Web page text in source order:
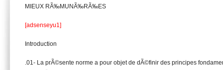
MIEUX RÃ‰MUNÃ‰RÃ‰ES
[adsenseyu1]
Introduction
.01- La prÃ©sente norme a pour objet de dÃ©finir des principes